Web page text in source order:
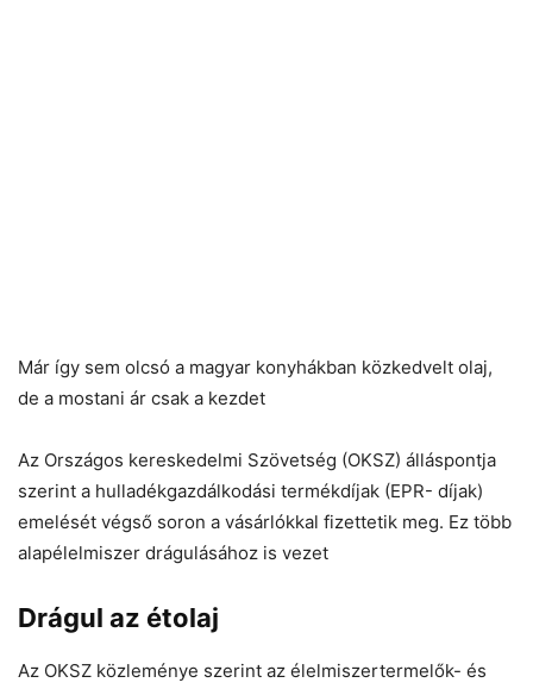
Már így sem olcsó a magyar konyhákban közkedvelt olaj,
de a mostani ár csak a kezdet
Az Országos kereskedelmi Szövetség (OKSZ) álláspontja
szerint a hulladékgazdálkodási termékdíjak (EPR- díjak)
emelését végső soron a vásárlókkal fizettetik meg. Ez több
alapélelmiszer drágulásához is vezet
Drágul az étolaj
Az OKSZ közleménye szerint az élelmiszertermelők- és